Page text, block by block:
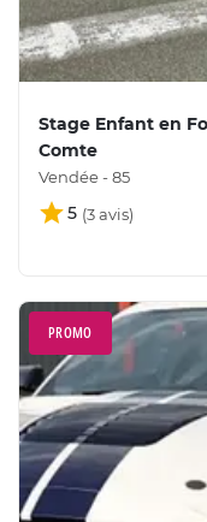
Stage Enfant en
Comte
Vendée - 85
5
PROMO